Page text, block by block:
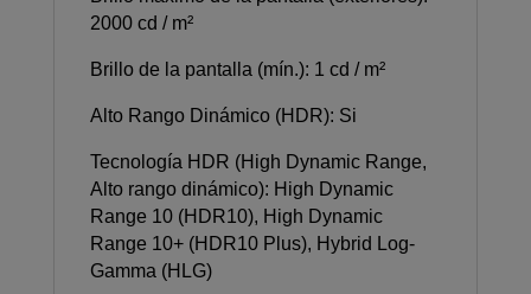
2000 cd / m²
Brillo de la pantalla (mín.): 1 cd / m²
Alto Rango Dinámico (HDR): Si
Tecnología HDR (High Dynamic Range,
Alto rango dinámico): High Dynamic
Range 10 (HDR10), High Dynamic
Range 10+ (HDR10 Plus), Hybrid Log-
Gamma (HLG)